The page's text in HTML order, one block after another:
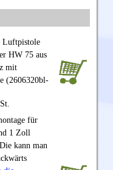
Luftpistole
HW 75 aus
mit
(2606320bl-
für
1 Zoll
kann man